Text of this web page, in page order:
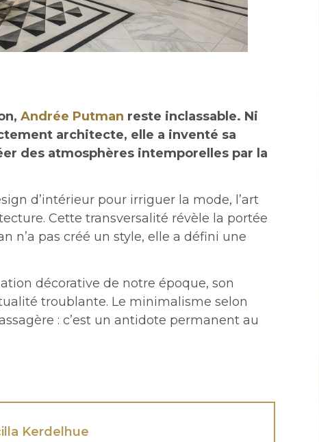
Andrée Putman reste inclassable. Ni
architecte, elle a inventé sa
des atmosphères intemporelles par la
d’intérieur pour irriguer la mode, l’art
Cette transversalité révèle la portée
n’a pas créé un style, elle a défini une
décorative de notre époque, son
troublante. Le minimalisme selon
: c’est un antidote permanent au
Kerdelhue